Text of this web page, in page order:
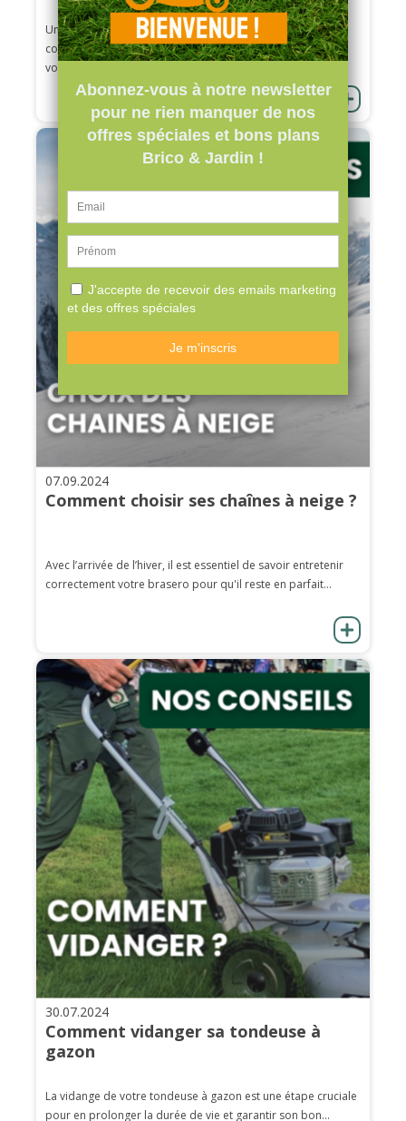
Un brasero est une excellente source de chaleur et de
convivialité, même en hiver. Pour profiter pleinement de
votre...
07.09.2024
Comment choisir ses chaînes à neige ?
Avec l’arrivée de l’hiver, il est essentiel de savoir entretenir
correctement votre brasero pour qu'il reste en parfait...
30.07.2024
Comment vidanger sa tondeuse à
gazon
La vidange de votre tondeuse à gazon est une étape cruciale
pour en prolonger la durée de vie et garantir son bon...